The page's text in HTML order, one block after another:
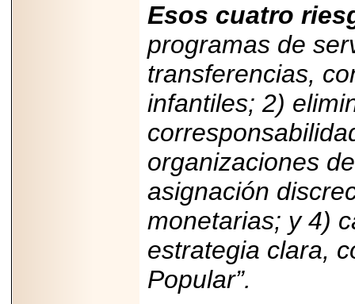
Esos cuatro
programas de
transferencias,
infantiles; 2)
organizaciones
asignación
monetarias; y 4)
estrategia clara,
Popular”.